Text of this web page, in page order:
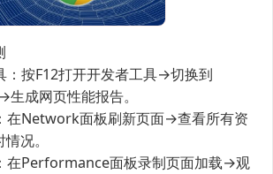
：按F12打开开发者工具→切换到
成网页性能报告。
在Network面板刷新页面→查看所有资
况。
在Performance面板录制页面加载→观